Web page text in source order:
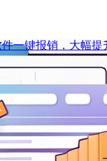
一键报销，大幅提